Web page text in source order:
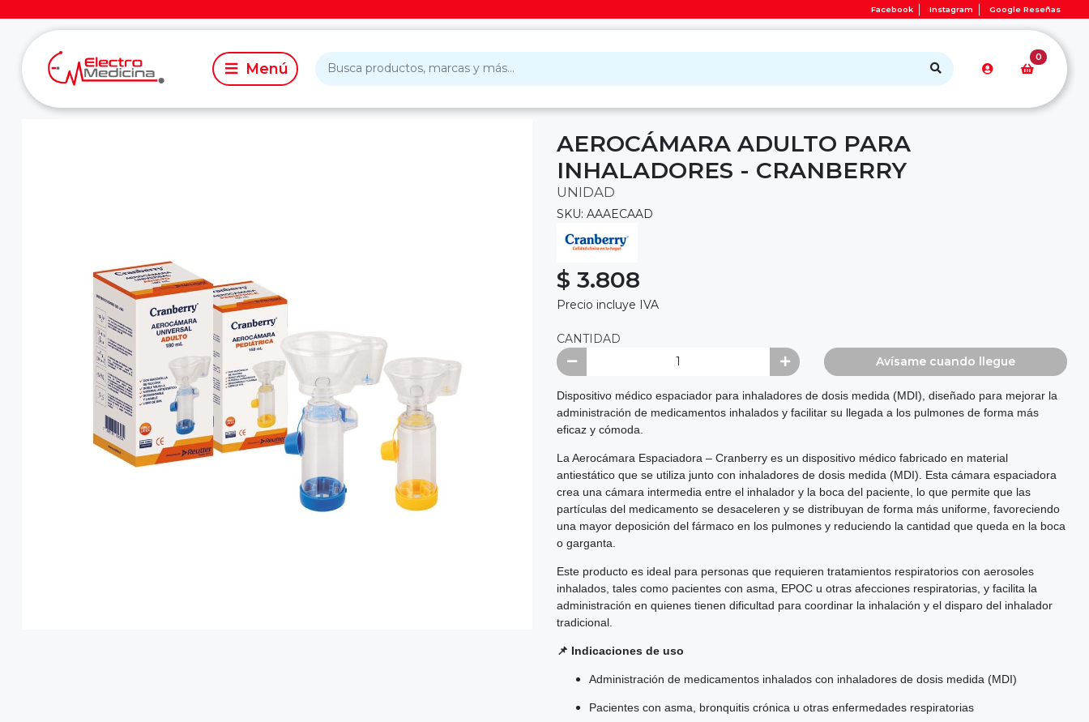
Facebook Instagram Google Reseñas
0
AEROCÁMARA ADULTO PARA
INHALADORES - CRANBERRY
UNIDAD
SKU: AAAECAAD
$ 3.808
Precio incluye IVA
CANTIDAD
Avísame cuando llegue
Dispositivo médico espaciador para inhaladores de dosis medida (MDI), diseñado para mejorar la
administración de medicamentos inhalados y facilitar su llegada a los pulmones de forma más
eficaz y cómoda.
La Aerocámara Espaciadora – Cranberry es un dispositivo médico fabricado en material
antiestático que se utiliza junto con inhaladores de dosis medida (MDI). Esta cámara espaciadora
crea una cámara intermedia entre el inhalador y la boca del paciente, lo que permite que las
partículas del medicamento se desaceleren y se distribuyan de forma más uniforme, favoreciendo
una mayor deposición del fármaco en los pulmones y reduciendo la cantidad que queda en la boca
o garganta.
Este producto es ideal para personas que requieren tratamientos respiratorios con aerosoles
inhalados, tales como pacientes con asma, EPOC u otras afecciones respiratorias, y facilita la
administración en quienes tienen dificultad para coordinar la inhalación y el disparo del inhalador
tradicional.
📌 Indicaciones de uso
Administración de medicamentos inhalados con inhaladores de dosis medida (MDI)
Pacientes con asma, bronquitis crónica u otras enfermedades respiratorias